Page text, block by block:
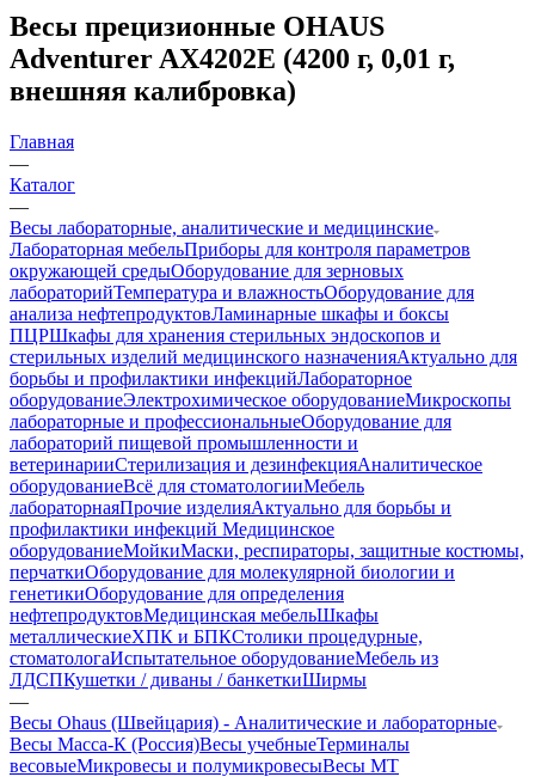
Весы прецизионные OHAUS
Adventurer AX4202Е (4200 г, 0,01 г,
внешняя калибровка)
Главная
—
Каталог
—
Весы лабораторные, аналитические и медицинские
Лабораторная мебельПриборы для контроля параметров
окружающей средыОборудование для зерновых
лабораторийТемпература и влажностьОборудование для
анализа нефтепродуктовЛаминарные шкафы и боксы
ПЦРШкафы для хранения стерильных эндоскопов и
стерильных изделий медицинского назначенияАктуально для
борьбы и профилактики инфекцийЛабораторное
оборудованиеЭлектрохимическое оборудованиеМикроскопы
лабораторные и профессиональныеОборудование для
лабораторий пищевой промышленности и
ветеринарииСтерилизация и дезинфекцияАналитическое
оборудованиеВсё для стоматологииМебель
лабораторнаяПрочие изделияАктуально для борьбы и
профилактики инфекций Медицинское
оборудованиеМойкиМаски, респираторы, защитные костюмы,
перчаткиОборудование для молекулярной биологии и
генетикиОборудование для определения
нефтепродуктовМедицинская мебельШкафы
металлическиеХПК и БПКСтолики процедурные,
стоматологаИспытательное оборудованиеМебель из
ЛДСПКушетки / диваны / банкеткиШирмы
—
Весы Ohaus (Швейцария) - Аналитические и лабораторные
Весы Масса-К (Россия)Весы учебныеТерминалы
весовыеМикровесы и полумикровесыВесы MT